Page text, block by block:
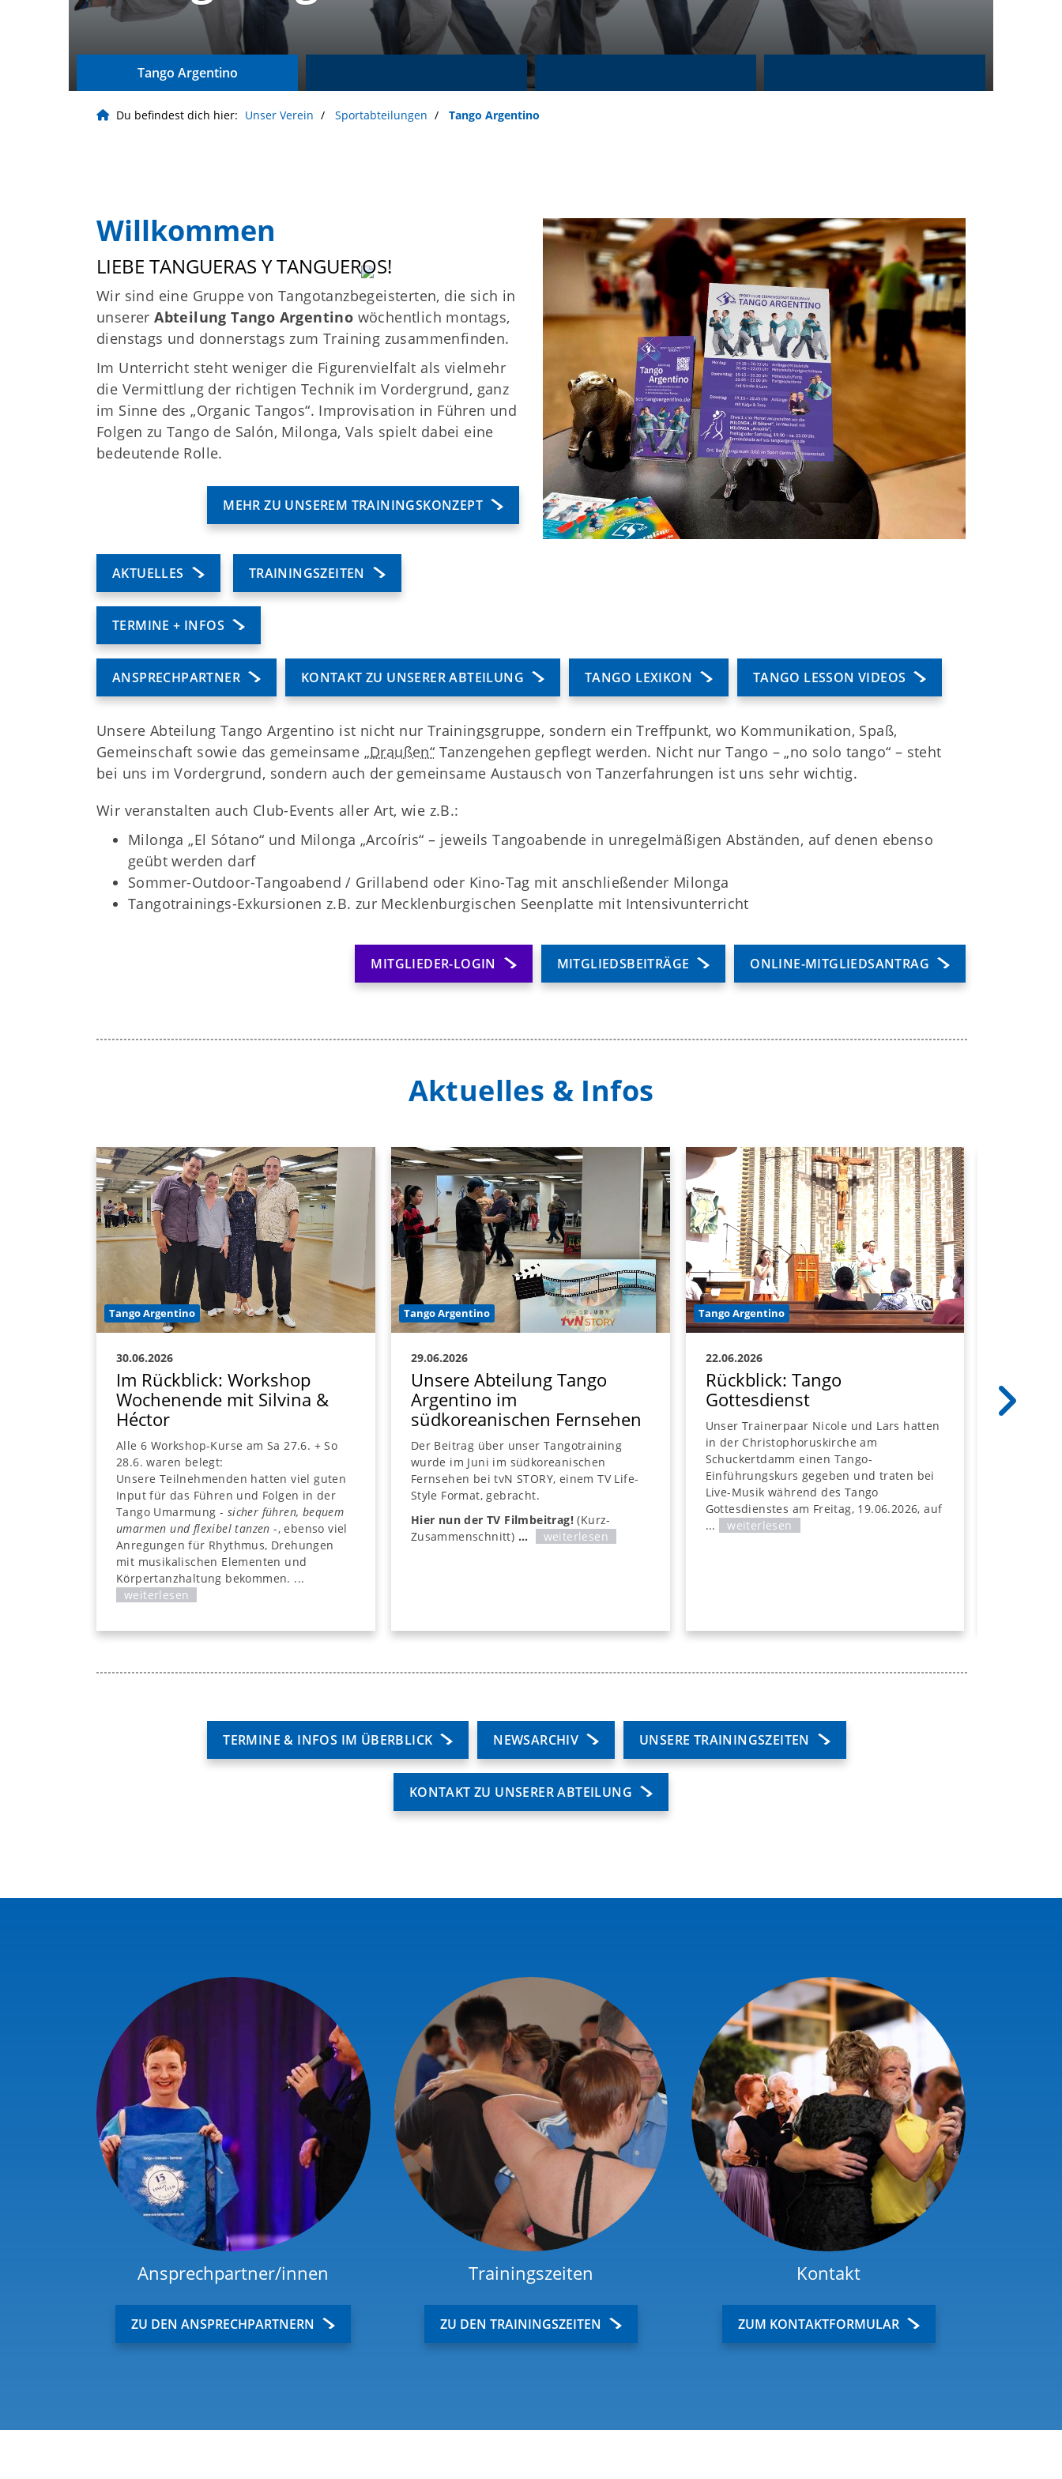
Tango Argentino
Du befindest dich hier: Unser Verein Sportabteilungen Tango Argentino
Willkommen
LIEBE TANGUERAS Y TANGUEROS!
Wir sind eine Gruppe von Tangotanzbegeisterten, die sich in
unsererAbteilung Tango Argentino wöchentlich montags,
dienstags und donnerstags zum Training zusammenfinden.
Im Unterricht steht weniger die Figurenvielfalt als vielmehr
die Vermittlung der richtigen Technik im Vordergrund, ganz
im Sinne des „Organic Tangos“. Improvisation in Führen und
Folgen zu Tango de Salón, Milonga, Vals spielt dabei eine
bedeutende Rolle.
MEHR ZU UNSEREM TRAININGSKONZEPT
AKTUELLES TRAININGSZEITEN
TERMINE + INFOS
ANSPRECHPARTNER KONTAKT ZU UNSERER ABTEILUNG TANGO LEXIKON TANGO LESSON VIDEOS
Unsere Abteilung Tango Argentino ist nicht nur Trainingsgruppe, sondern ein Treffpunkt, wo Kommunikation, Spaß,
Gemeinschaft sowie das gemeinsame „Draußen“ Tanzengehen gepflegt werden. Nicht nur Tango – „no solo tango“ – steht
bei uns im Vordergrund, sondern auch der gemeinsame Austausch von Tanzerfahrungen ist uns sehr wichtig.
Wir veranstalten auch Club-Events aller Art, wie z.B.:
Milonga „El Sótano“ und Milonga „Arcoíris“ – jeweils Tangoabende in unregelmäßigen Abständen, auf denen ebenso
geübt werden darf
Sommer-Outdoor-Tangoabend / Grillabend oder Kino-Tag mit anschließender Milonga
Tangotrainings-Exkursionen z.B. zur Mecklenburgischen Seenplatte mit Intensivunterricht
MITGLIEDER-LOGIN MITGLIEDSBEITRÄGE ONLINE-MITGLIEDSANTRAG
Aktuelles & Infos
Tango Argentino
30.06.2026
Im Rückblick: Workshop
Wochenende mit Silvina &
Héctor
Alle 6 Workshop-Kurse am Sa 27.6. + So
28.6. waren belegt:
Unsere Teilnehmenden hatten viel guten
Input für das Führen und Folgen in der
Tango Umarmung - sicher führen, bequem
umarmen und flexibel tanzen -, ebenso viel
Anregungen für Rhythmus, Drehungen mit
musikalischen Elementen und
Körpertanzhaltung bekommen. ...
weiterlesen
Tango Argentino
29.06.2026
Unsere Abteilung Tango
Argentino im
südkoreanischen Fernsehen
Der Beitrag über unser Tangotraining
wurde im Juni im südkoreanischen
Fernsehen bei tvN STORY, einem TV Life-
Style Format, gebracht.
Hier nun der TV Filmbeitrag!(Kurz-
Zusammenschnitt)... weiterlesen
Tango Argentino
22.06.2026
Rückblick: Tango
Gottesdienst
Unser Trainerpaar Nicole und Lars hatten
in der Christophoruskirche am
Schuckertdamm einen Tango-
Einführungskurs gegeben und traten bei
Live-Musik während des Tango
Gottesdienstes am Freitag, 19.06.2026, auf
...
weiterlesen
Tango
TERMINE & INFOS IM ÜBERBLICK NEWSARCHIV UNSERE TRAININGSZEITEN
KONTAKT ZU UNSERER ABTEILUNG
Ansprechpartner/innen
ZU DEN ANSPRECHPARTNERN
Trainingszeiten
ZU DEN TRAININGSZEITEN
Kontakt
ZUM KONTAKTFORMULAR
Geschäftsstelle
Sport Club Siemensstadt Berlin e.V.
Buolstr. 14
13629 Berlin
+49 (0) 30 38002-40
info@scs-berlin.de
Unser Verein
Öffnungszeiten
Das sind wir
News
Sportcentrum
Services
Deine Mitgliedschaft
Deine Buchung
Anfahrt zum SCS